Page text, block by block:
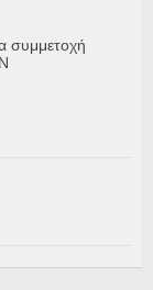
συμμετοχή